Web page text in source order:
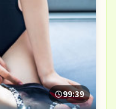
99:39